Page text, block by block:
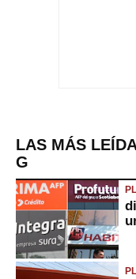
LAS MÁS
G